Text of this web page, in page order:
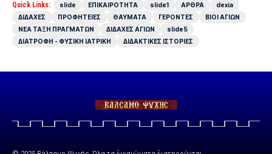
Quick Links: slide ΕΠΙΚΑΙΡΟΤΗΤΑ slide1 ΑΡΘΡΑ
dexia
ΔΙΔΑΧΕΣ
ΠΡΟΦΗΤΕΙΕΣ ΘΑΥΜΑΤΑ ΓΕΡΟΝΤΕΣ
ΒΙΟΙ ΑΓΙΩΝ
ΝΕΑ ΤΑΞΗ ΠΡΑΓΜΑΤΩΝ
ΔΙΔΑΧΕΣ ΑΓΙΩΝ
slide5
ΔΙΑΤΡΟΦΗ - ΦΥΣΙΚΗ ΙΑΤΡΙΚΗ
ΔΙΔΑΚΤΙΚΕΣ ΙΣΤΟΡΙΕΣ